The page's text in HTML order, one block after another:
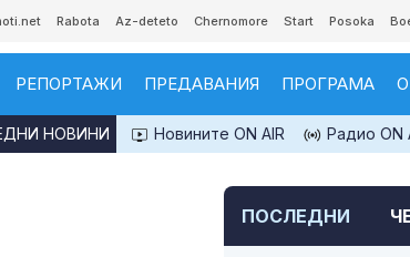
Rabota Az-deteto Chernomore Start Posoka
РЕПОРТАЖИ ПРЕДАВАНИЯ ПРОГРАМА
Новините ON AIR Радио ON
НОВИНИ
ПОСЛЕДНИ